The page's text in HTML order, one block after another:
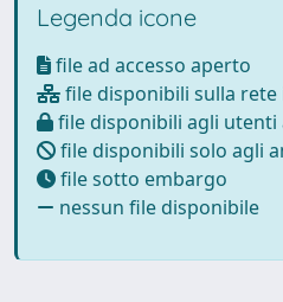
Legenda icone
file ad accesso aperto
file disponibili sulla rete
file disponibili agli utenti
file disponibili solo agli
file sotto embargo
nessun file disponibile